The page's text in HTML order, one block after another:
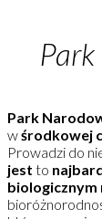
Park
wśrodkowej
Prowadzi do
jest to
biologicznym